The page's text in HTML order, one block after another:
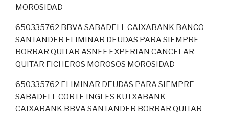
MOROSIDAD
650335762 BBVA SABADELL CAIXABANK BANCO
SANTANDER ELIMINAR DEUDAS PARA SIEMPRE
BORRAR QUITAR ASNEF EXPERIAN CANCELAR
QUITAR FICHEROS MOROSOS MOROSIDAD
650335762 ELIMINAR DEUDAS PARA SIEMPRE
SABADELL CORTE INGLES KUTXABANK
CAIXABANK BBVA SANTANDER BORRAR QUITAR